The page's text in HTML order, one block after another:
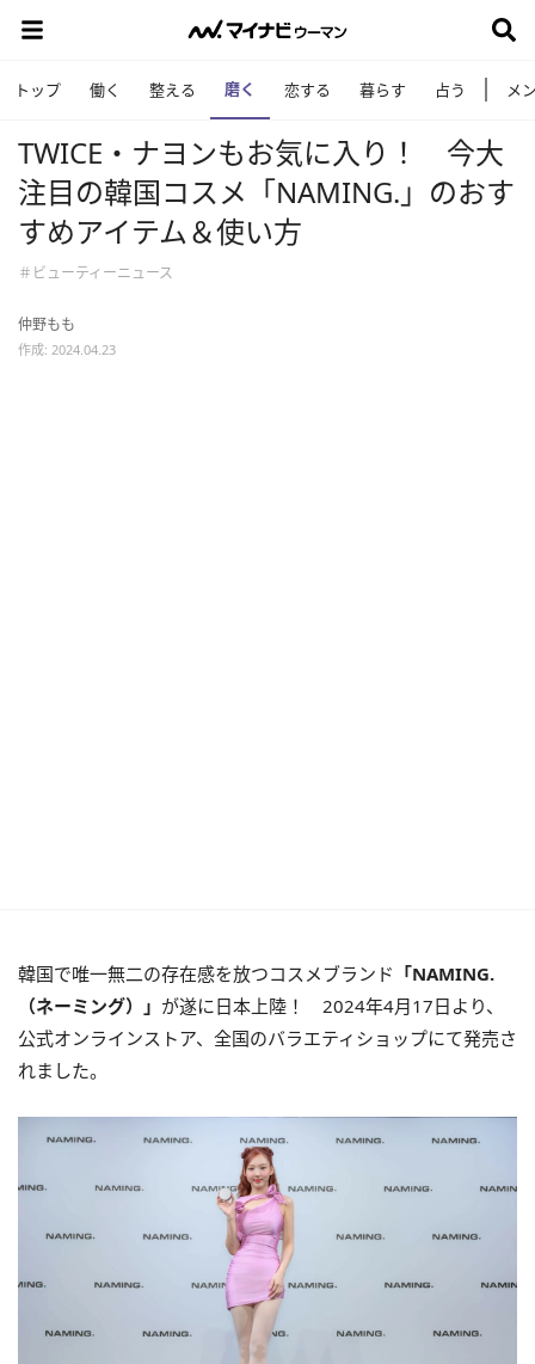
トップ 働く 整える 磨く 恋する 暮らす 占う メ
TWICE・ナヨンもお気に入り！ 今大
注目の韓国コスメ「NAMING.」のおす
すめアイテム＆使い方
＃ビューティーニュース
仲野もも
作成: 2024.04.23
韓国で唯一無二の存在感を放つコスメブランド 「NAMING.
（ネーミング）」 が遂に日本上陸！ 2024年4月17日より、
公式オンラインストア、全国のバラエティショップにて発売さ
れました。